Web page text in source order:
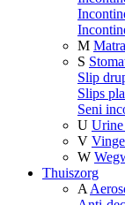
M
S
Slip
Slips
Seni
U Urine
V
W
Thuiszorg
A